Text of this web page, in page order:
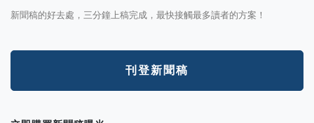
新聞稿的好去處，三分鐘上稿完成，最快接觸最多讀者的方案！
刊登新聞稿